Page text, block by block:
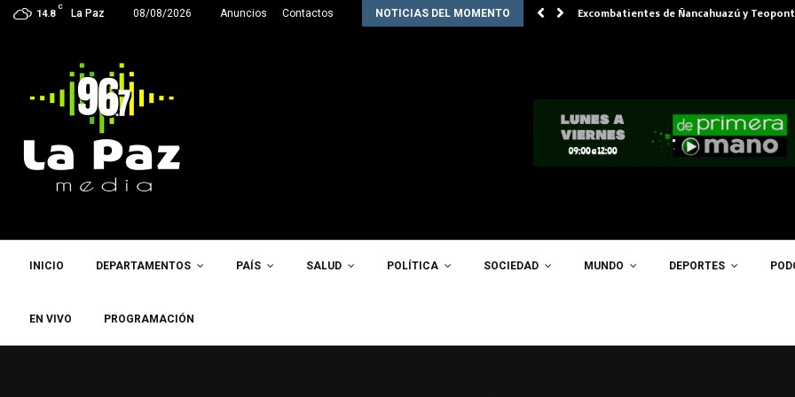
14.8
C
La Paz 08/08/2026 Anuncios Contactos NOTICIAS DEL MOMENTO
Inter Star Rush hace historia y clasifica… Excombatientes de Ñancahuazú y
INICIO DEPARTAMENTOS PAÍS SALUD POLÍTICA SOCIEDAD MUNDO DEPORTES
EN VIVO PROGRAMACIÓN